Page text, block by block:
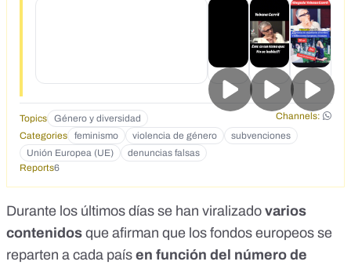
haberla amenazado de muerte. Cuando la Guardia Civil fue
a buscarlo descubrió que llevaba 11 meses muerto. Se había
suicidado porque tenía varias denuncias falsas de su mujer
a lo largo de los últimos 5 años. La mujer solo recibió 900
euros de multa por esta denuncia falsa. - Los medios de
comunicación que se atreven a hablar de estas denuncias
falsas son medios que no son de ámbito nacional y reciben
amenazas o presiones para no hablar del tema. - No se
habla de este tema porque maneja miles de millones de
euros anuales en subvenciones europeas y estatales. Se
estima que alrededor de 30.000 millones de euros. Además,
denuncia entran hasta 10 y 11 entidades públicas. Cada una
de ellas cobra una subvención por una misma denuncia. -
Se ha convertido un problema de violencia de género en un
problema social que no es tal, porque el ser humano es
Topics Género y diversidad
Channels:
Categories
feminismo violencia de género
subvenciones
Unión Europea (UE)
denuncias falsas
Reports6
Durante los últimos días se han viralizado varios
contenidos que afirman que los fondos europeos se
reparten a cada país en función del número de